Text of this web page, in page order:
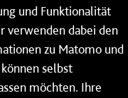
und Funktionalität
verwenden dabei den
zu Matomo und
können selbst
möchten. Ihre